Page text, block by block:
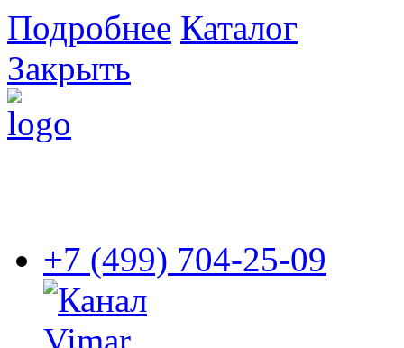
Подробнее Каталог
Закрыть
+7 (499) 704-25-09